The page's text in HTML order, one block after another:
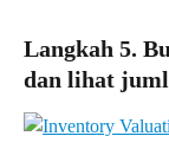
Langkah 5.
dan lihat